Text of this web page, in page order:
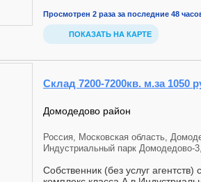
Просмотрен 2 раза за последние 48
ПОКАЗАТЬ НА КАРТЕ
Склад 7200-7200кв. м.за 1050
Домодедово район
Россия, Московская область,
Индустриальный парк Домодедово-
Собственник (без услуг